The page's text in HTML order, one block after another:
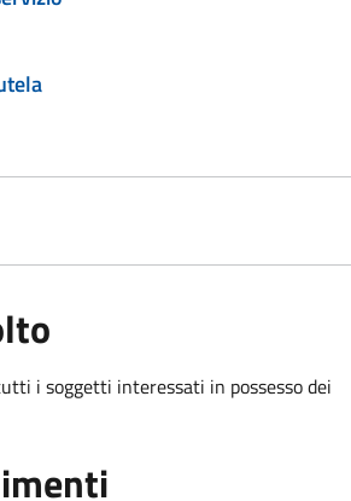
i soggetti interessati in possesso dei